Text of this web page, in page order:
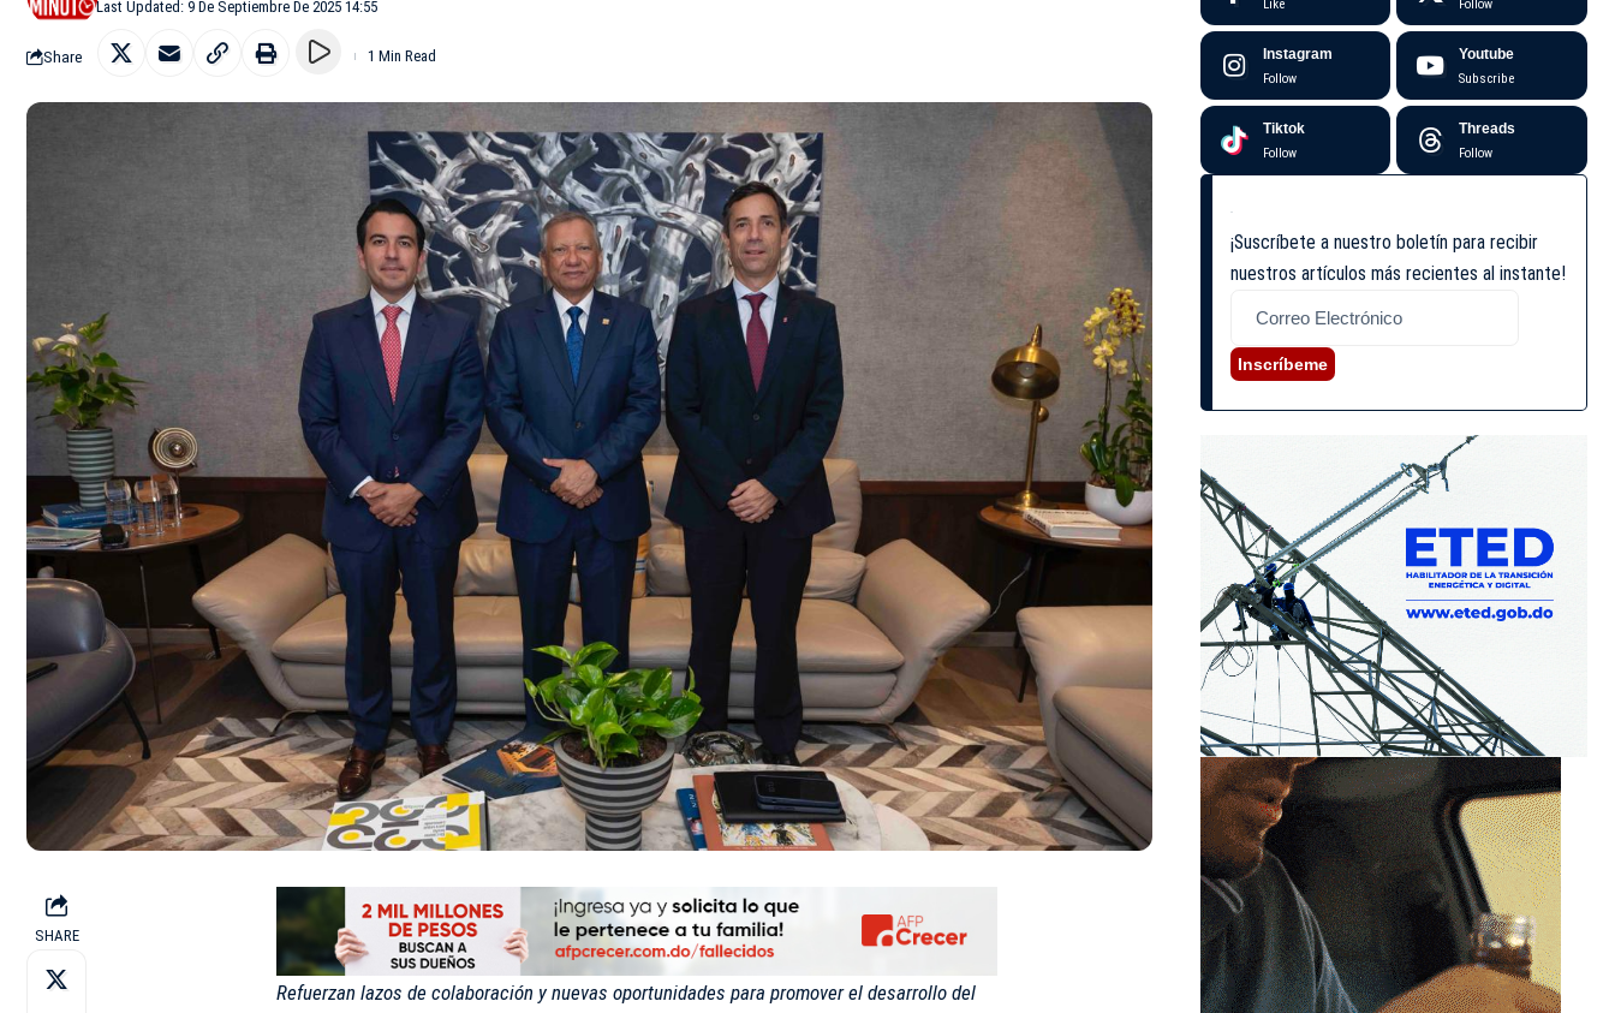
Last Updated: 9 De Septiembre De 2025 14:55
Share 1 Min Read
SHARE
Refuerzan lazos de colaboración y nuevas oportunidades para promover el desarrollo del
Like Follow
Instagram
Follow
Youtube
Subscribe
Tiktok
Follow
Threads
Follow
¡Suscríbete a nuestro boletín para recibir
nuestros artículos más recientes al instante!
Inscríbeme